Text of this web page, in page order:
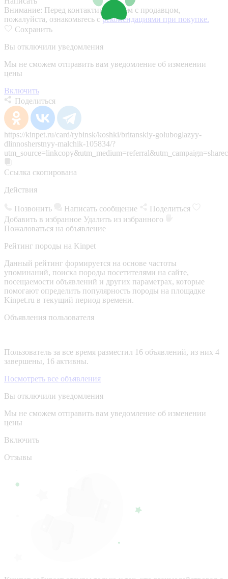
Внимание: Перед контактированием с продавцом,
пожалуйста, ознакомьтесь срекомендациями при покупке.
Сохранить
Вы отключили уведомления
Мы не сможем отправить вам уведомление об изменении
цены
Включить
Поделиться
https://kinpet.ru/card/rybinsk/koshki/britanskiy-goluboglazyy-
dlinnosherstnyy-malchik-105834/?
Ссылка скопирована
Действия
Позвонить Написать сообщение
Поделиться
Добавить в избранное Удалить из избранного
Пожаловаться на объявление
Рейтинг породы на Kinpet
Данный рейтинг формируется на основе частоты
упоминаний, поиска породы посетителями на сайте,
посещаемости объявлений и других параметрах, которые
помогают определить популярность породы на площадке
Kinpet.ru в текущий период времени.
Объявления пользователя
Пользователь за все время разместил 16 объявлений, из них 4
завершены, 16 активны.
Посмотреть все объявления
Вы отключили уведомления
Мы не сможем отправить вам уведомление об изменении
цены
Включить
Отзывы